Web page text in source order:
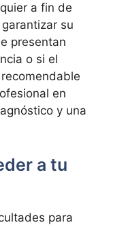
a fin de
su
presentan
o si el
en
y una
a tu
para